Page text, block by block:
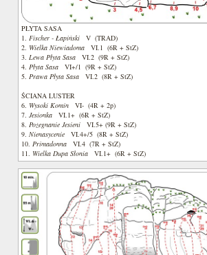
PŁYTA SASA
1. Fischer - Łapiński V (TRAD)
2. Wielka Niewiadoma VI.1 (6R + StZ)
3. Lewa Płyta Sasa VI.2 (9R + StZ)
4. Płyta Sasa VI+/1 (9R + StZ)
5. Prawa Płyta Sasa VI.2 (8R + StZ)
ŚCIANA LUSTER
6. Wysoki Komin VI- (4R + 2p)
7. Jesionka VI.1+ (6R + StZ)
8. Pożegnanie Jesieni VI.5+ (9R + StZ)
9. Nienasycenie VI.4+/5 (8R + StZ)
10. Primadonna VI.4 (7R + StZ)
11. Wielka Dupa Słonia VI.1+ (6R + StZ)